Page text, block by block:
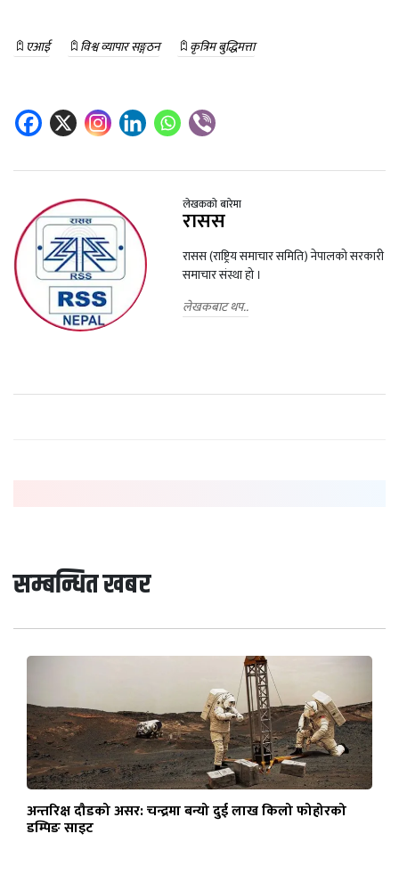
एआई विश्व व्यापार सङ्गठन कृत्रिम बुद्धिमत्ता
लेखकको बारेमा
रासस
रासस (राष्ट्रिय समाचार समिति) नेपालको सरकारी
समाचार संस्था हो ।
लेखकबाट थप..
सम्बन्धित खबर
अन्तरिक्ष दौडको असर: चन्द्रमा बन्यो दुई लाख किलो फोहोरको
डम्पिङ साइट